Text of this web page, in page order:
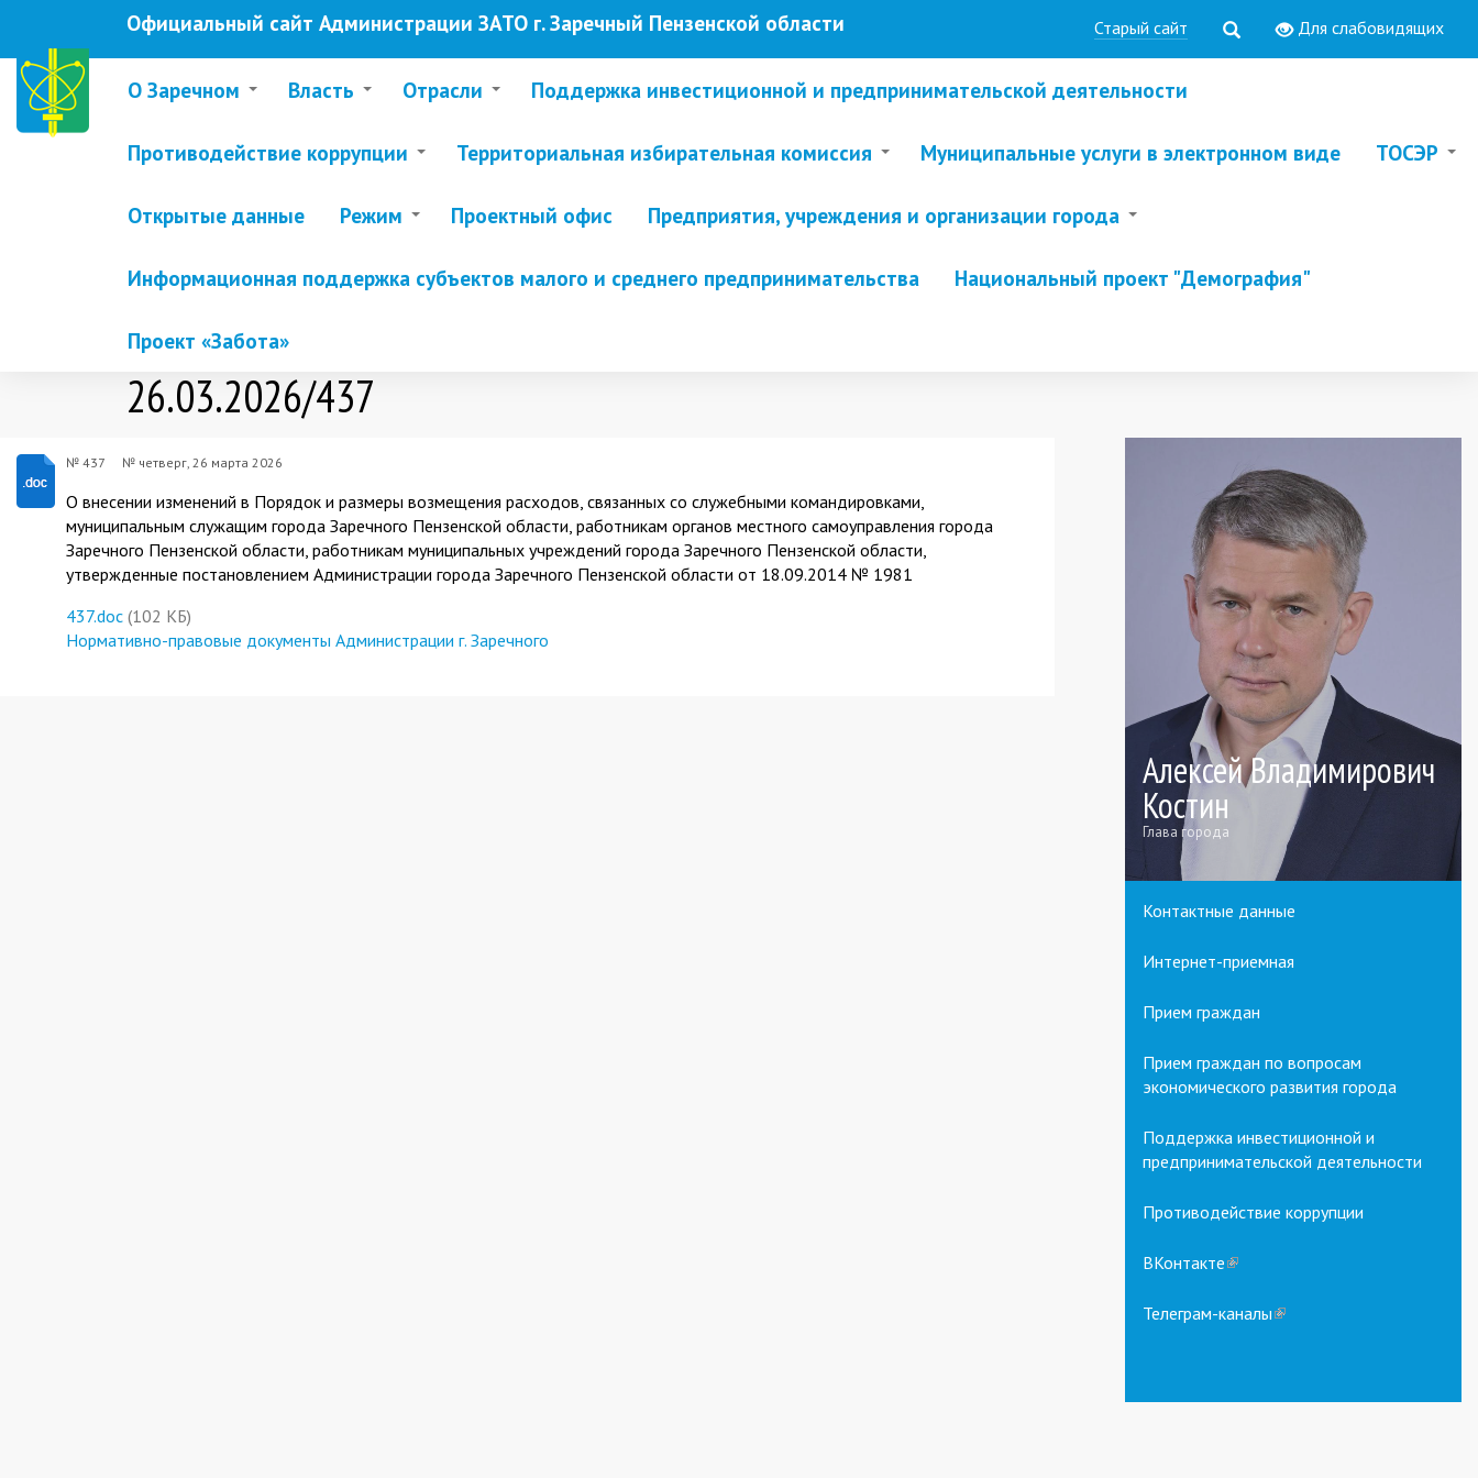
основному
содержанию
Официальный сайт Администрации ЗАТО г. Заречный Пензенской области Старый сайт Для слабовидящих
О Заречном Власть Отрасли Поддержка инвестиционной и предпринимательской деятельности
Противодействие коррупции Территориальная избирательная комиссия Муниципальные услуги в электронном виде ТОСЭР
Открытые данные Режим Проектный офис Предприятия, учреждения и организации города
Информационная поддержка субъектов малого и среднего предпринимательства Национальный проект "Демография"
Проект «Забота»
26.03.2026/437
№ 437 № четверг, 26 марта 2026
О внесении изменений в Порядок и размеры возмещения расходов, связанных со служебными командировками,
муниципальным служащим города Заречного Пензенской области, работникам органов местного самоуправления города
Заречного Пензенской области, работникам муниципальных учреждений города Заречного Пензенской области,
утвержденные постановлением Администрации города Заречного Пензенской области от 18.09.2014 № 1981
437.doc (102 КБ)
Нормативно-правовые документы Администрации г. Заречного
Алексей Владимирович
Костин
Глава города
Контактные данные
Интернет-приемная
Прием граждан
Прием граждан по вопросам
экономического развития города
Поддержка инвестиционной и
предпринимательской деятельности
Противодействие коррупции
ВКонтакте(link
external)
Телеграм-каналы(link